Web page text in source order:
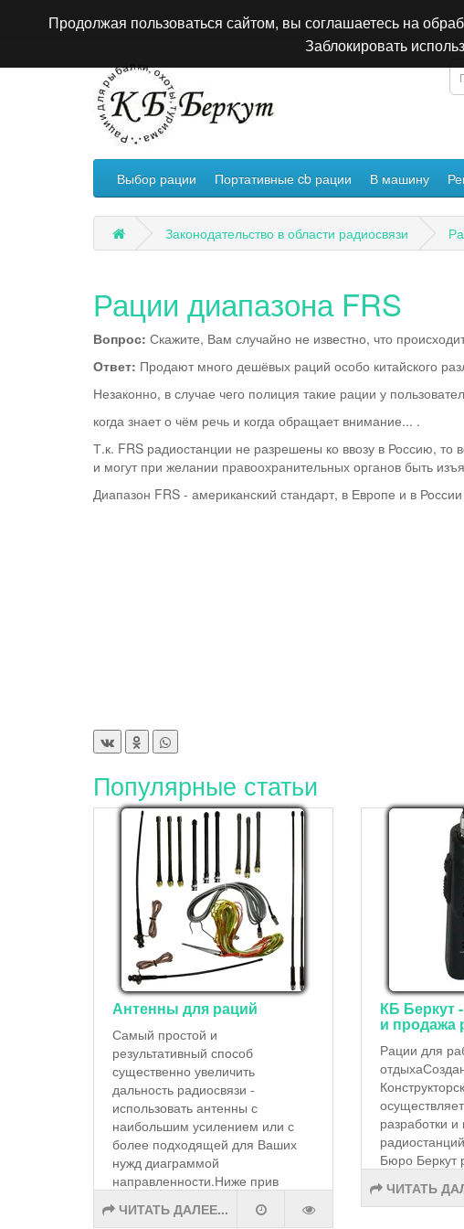
Выбор рации Портативные cb рации В машину
Законодательство в области радиосвязи
Рации диапазона FRS
Вопрос: Скажите, Вам случайно не известно, что
Ответ: Продают много дешёвых раций особо китайского
Незаконно, в случае чего полиция такие рации у
когда знает о чём речь и когда обращает внимание... .
Т.к. FRS радиостанции не разрешены ко ввозу в Россию, то
и могут при желании правоохранительных органов быть
Диапазон FRS - американский стандарт, в Европе и в
Популярные статьи
Антенны для раций
Самый простой и
результативный способ
существенно увеличить
дальность радиосвязи -
использовать антенны с
наибольшим усилением или с
более подходящей для Ваших
нужд диаграммой
направленности.Ниже прив
ЧИТАТЬ ДАЛЕЕ...
КБ Беркут
и продажа
Рации для
разработки и
Бюро Беркут
ЧИТАТЬ
Продолжая пользоваться сайтом, вы соглашаетесь на
Заблокировать